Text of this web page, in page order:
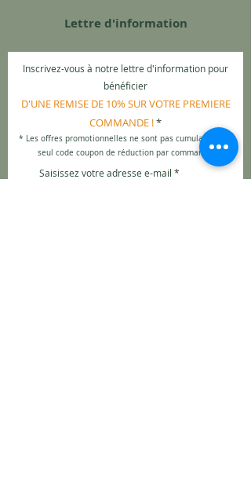
Lettre d'information
Inscrivez-vous à notre lettre d'information pour
bénéficier
D'UNE REMISE DE 10% SUR VOTRE PREMIERE
COMMANDE !*
* Les offres promotionnelles ne sont pas cumulables, un
seul code coupon de réduction par commande,
Saisissez votre adresse e-mail